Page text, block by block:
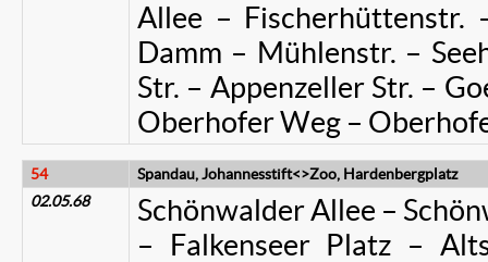
Allee – Fischerhüttenstr.
Damm – Mühlenstr. –
Str. – Appenzeller Str. –
Oberhofer Weg –
54
Spandau, Johannesstift<>Zoo, Hardenbergplatz
02.05.68
Schönwalder Allee –
– Falkenseer Platz –